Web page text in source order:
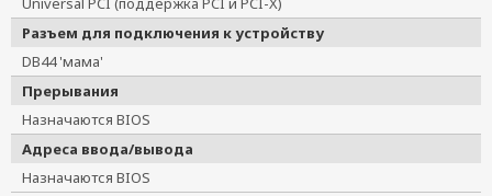
Разъем для подключения к устройству
DB44 'мама'
Прерывания
Назначаются BIOS
Адреса ввода/вывода
Назначаются BIOS